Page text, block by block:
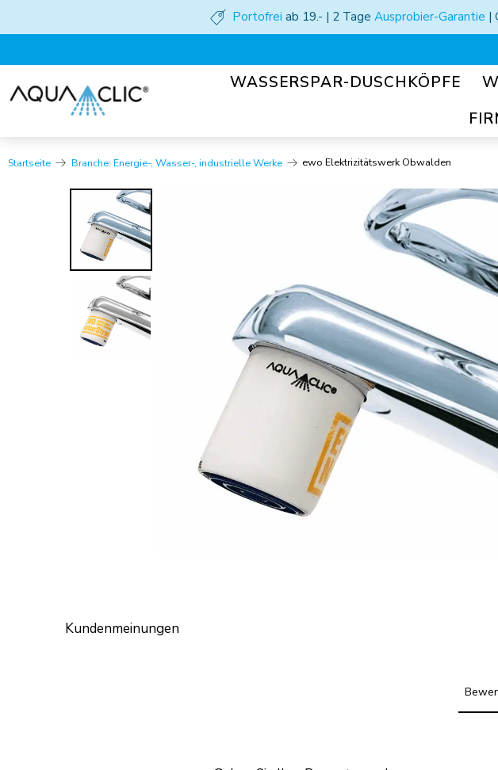
Portofrei ab 19.- | 2 TageAusprobier-Garantie |
WASSERSPAR-DUSCHKÖPFE
Startseite Branche: Energie-, Wasser-, industrielle Werke ewo Elektrizitätswerk Obwalden
Kundenmeinungen